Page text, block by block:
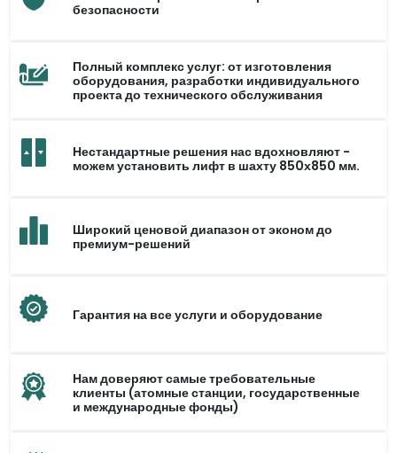
безопасности
Полный комплекс услуг: от изготовления
оборудования, разработки индивидуального
проекта до технического обслуживания
Нестандартные решения нас вдохновляют -
можем установить лифт в шахту 850х850 мм.
Широкий ценовой диапазон от эконом до
премиум-решений
Гарантия на все услуги и оборудование
Нам доверяют самые требовательные
клиенты (атомные станции, государственные
и международные фонды)